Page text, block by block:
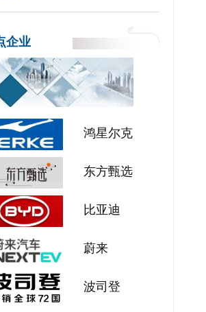
企业
鸿星尔克
东方甄选
比亚迪
蔚来
波司登